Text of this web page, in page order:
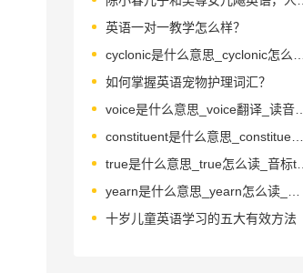
英语一对一教学怎么样？
如何掌握英语宠物护理词汇？
voice是什么意思_voice翻译_读音_用法_翻译
constituent是什么意思_constituent怎么读_音标kənˈstɪtjuənt
true是什么意思_true怎么读_音标tru-
十岁儿童英语学习的五大有效方法